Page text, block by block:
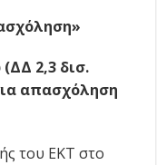
2,3 δισ.
απασχόληση
του ΕΚΤ στο